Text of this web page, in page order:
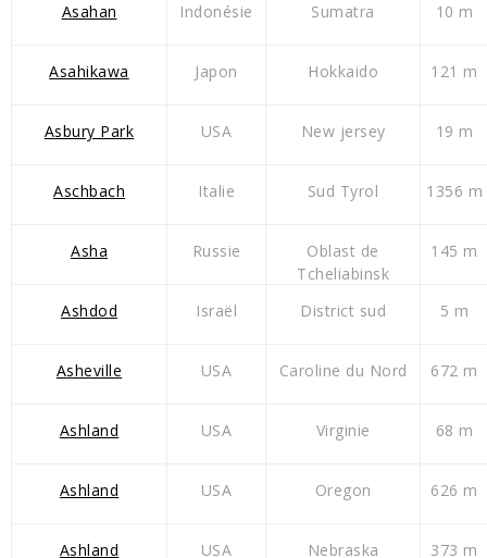
Asahan Indonésie Sumatra 10 m
Asahikawa Japon Hokkaido 121 m
Asbury Park USA New jersey 19 m
Aschbach Italie Sud Tyrol 1356 m
Asha Russie
Oblast de
Tcheliabinsk
145 m
Ashdod Israël District sud 5 m
Asheville USA Caroline du Nord 672 m
Ashland USA Virginie 68 m
Ashland USA Oregon 626 m
Ashland USA Nebraska 373 m